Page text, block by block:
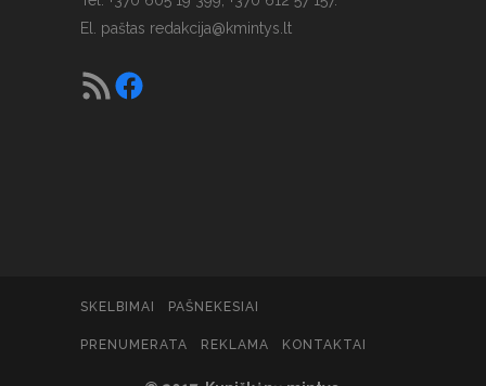
El. paštas redakcija@kmintys.lt
SKELBIMAI PAŠNEKESIAI
PRENUMERATA REKLAMA KONTAKTAI